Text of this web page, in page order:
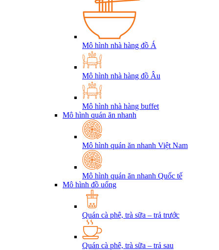
Mô hình nhà hàng đồ Á
Mô hình nhà hàng đồ Âu
Mô hình nhà hàng buffet
Mô hình quán ăn nhanh
Mô hình quán ăn nhanh Việt Nam
Mô hình quán ăn nhanh Quốc tế
Mô hình đồ uống
Quán cà phê, trà sữa – trả trước
Quán cà phê, trà sữa – trả sau